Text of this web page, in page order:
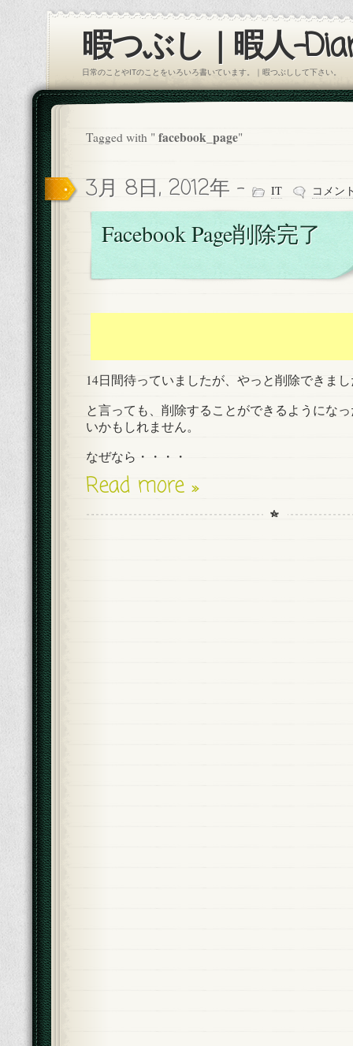
暇つぶし｜暇人-
日常のことやITのことをいろいろ書いています。｜暇つぶしして下さい。
Tagged with " facebook_page"
3月 8日, 2012年 - IT コメン
Facebook Page削除完了
14日間待っていましたが、やっと削除できま
と言っても、削除することができるようにな
いかもしれません。
なぜなら・・・・
Read more »